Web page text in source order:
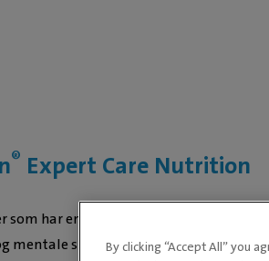
® Expert Care Nutrition
som har en dokumentert effekt på
mentale skarphet.By clicking “Accept All” you